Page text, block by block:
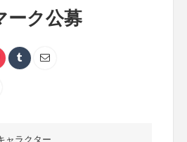
ーク公募
ャラクター